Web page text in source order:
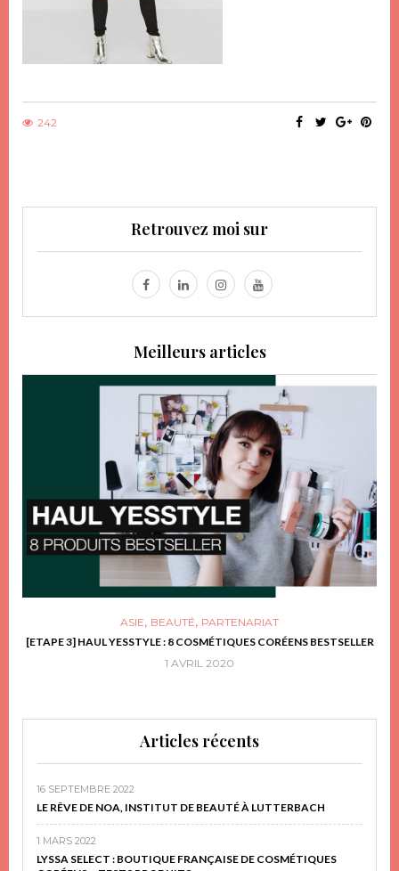
242
Retrouvez moi sur
Meilleurs articles
ASIE, BEAUTÉ, PARTENARIAT
[ETAPE 3] HAUL YESSTYLE : 8 COSMÉTIQUES CORÉENS BESTSELLER
1 AVRIL 2020
Articles récents
16 SEPTEMBRE 2022
LE RÊVE DE NOA, INSTITUT DE BEAUTÉ À LUTTERBACH
1 MARS 2022
LYSSA SELECT : BOUTIQUE FRANÇAISE DE COSMÉTIQUES